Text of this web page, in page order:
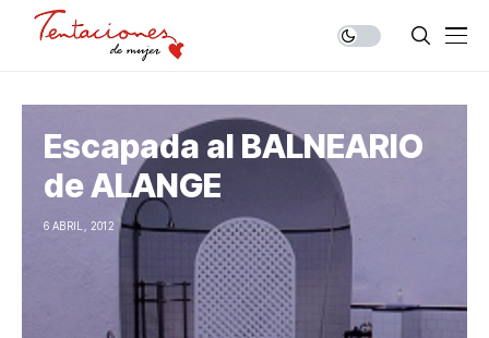
Escapada al BALNEARIO
de ALANGE
6 ABRIL, 2012